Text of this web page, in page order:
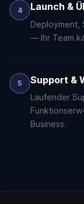
4 Launch &
Deployment,
— Ihr Team
5 Support &
Laufender
Business.